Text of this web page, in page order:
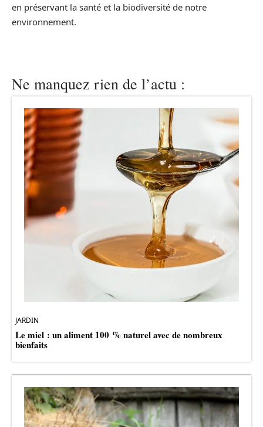
en préservant la santé et la biodiversité de notre
environnement.
Ne manquez rien de l’actu :
JARDIN
Le miel : un aliment 100 % naturel avec de nombreux
bienfaits